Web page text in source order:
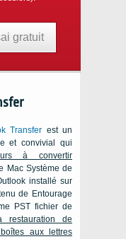
gratuit
Transfer est un
et convivial qui
à convertir
MacSystème de
installé sur
de Entourage
PST fichier de
restauration de
aux lettres